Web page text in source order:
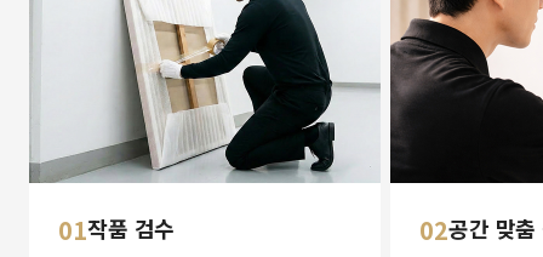
01작품 검수 02공간 맞